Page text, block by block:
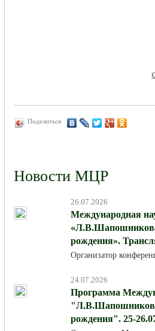
Поделиться
Новости МЦР
26.07.2026
Международная
рождения».
Организатор
24.07.2026
Программа
"Л.В.Шапошникова:
рождения". 25-